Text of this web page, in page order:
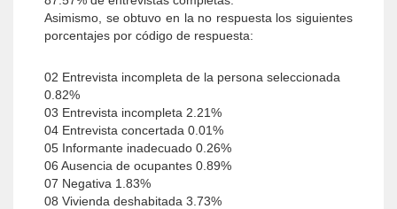
Asimismo, se obtuvo en la no respuesta los siguientes
porcentajes por código de respuesta:
02 Entrevista incompleta de la persona seleccionada
0.82%
03 Entrevista incompleta 2.21%
04 Entrevista concertada 0.01%
05 Informante inadecuado 0.26%
06 Ausencia de ocupantes 0.89%
07 Negativa 1.83%
08 Vivienda deshabitada 3.73%